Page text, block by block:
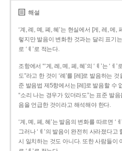
해설
‘계, 례, 몌, 폐, 혜’는 현실에서 [게, 레, 메,
렇지만 발음이 변화한 것과는 달리 표기
로 ‘ㅖ’로 적는다.
조항에서 “‘계, 례, 몌, 폐, 혜’의 ‘ㅖ’는 ‘
도”라고 한 것이 ‘례’를 [레]로 발음하는
준 발음법 제5항에서는 [레]로 발음할 수
“소리 나는 경우가 있더라도”는 표준 발
음을 언급한 것이라고 해석해야 한다.
‘계, 몌, 폐, 혜’는 발음의 변화를 따르면 ‘
그러나 ‘ㅖ’의 발음이 완전히 사라졌다고
시 일치하는 것도 아니다. 또한 사람들이